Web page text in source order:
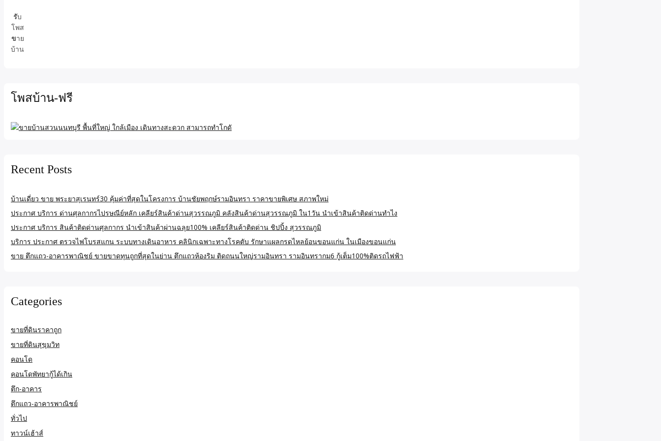
รับ
โพส
ขาย
บ้าน
โพสบ้าน-ฟรี
Recent Posts
บ้านเดี่ยว ขาย พระยาสุเรนทร์30 คุ้มค่าที่สุดในโครงการ บ้านชัยพฤกษ์รามอินทรา ราคาขายพิเศษ สภาพใหม่
ประกาศ บริการ ด่านศุลกากรไปรษณีย์หลัก เคลียร์สินค้าด่านสุวรรณภูมิ คลังสินค้าด่านสุวรรณภูมิ ใน1วัน นำเข้าสินค้าติดด่านทำไง
ประกาศ บริการ สินค้าติดด่านศุลกากร นำเข้าสินค้าผ่านฉลุย100% เคลียร์สินค้าติดด่าน ชิปปิ้ง สุวรรณภูมิ
บริการ ประกาศ ตรวจไฟโบรสแกน ระบบทางเดินอาหาร คลินิกเฉพาะทางโรคตับ รักษาแผลกรดไหลย้อนขอนแก่น ในเมืองขอนแก่น
ขาย ตึกแถว-อาคารพาณิชย์ ขายขาดทุนถูกที่สุดในย่าน ตึกแถวห้องริม ติดถนนใหญ่รามอินทรา รามอินทรากม6 กู้เต็ม100%ติดรถไฟฟ้า
Categories
ขายที่ดินราคาถูก
ขายที่ดินสุขุมวิท
คอนโด
คอนโดพัทยากู้ได้เกิน
ตึก-อาคาร
ตึกแถว-อาคารพาณิชย์
ทั่วไป
ทาวน์เฮ้าส์